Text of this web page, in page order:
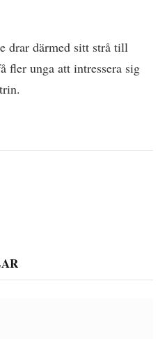
drar därmed sitt strå till
fler unga att intressera sig